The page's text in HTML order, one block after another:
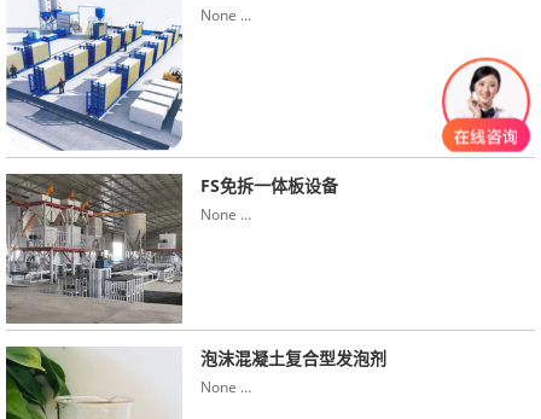
None …
FS免拆一体板设备
None …
泡沫混凝土复合型发泡剂
None …